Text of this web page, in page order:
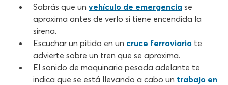
Sabrás que un vehículo de emergencia se
aproxima antes de verlo si tiene encendida la
sirena.
Escuchar un pitido en un cruce ferroviario te
advierte sobre un tren que se aproxima.
El sonido de maquinaria pesada adelante te
indica que se está llevando a cabo un trabajo en